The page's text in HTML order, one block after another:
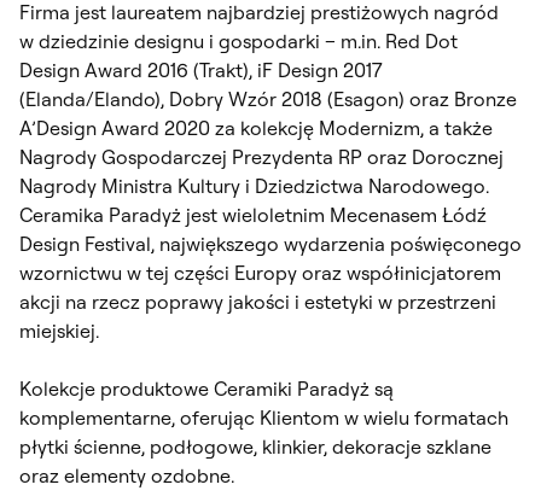
Firma jest laureatem najbardziej prestiżowych nagród
w dziedzinie designu i gospodarki – m.in. Red Dot
Design Award 2016 (Trakt), iF Design 2017
(Elanda/Elando), Dobry Wzór 2018 (Esagon) oraz Bronze
A’Design Award 2020 za kolekcję Modernizm, a także
Nagrody Gospodarczej Prezydenta RP oraz Dorocznej
Nagrody Ministra Kultury i Dziedzictwa Narodowego.
Ceramika Paradyż jest wieloletnim Mecenasem Łódź
Design Festival, największego wydarzenia poświęconego
wzornictwu w tej części Europy oraz współinicjatorem
akcji na rzecz poprawy jakości i estetyki w przestrzeni
miejskiej.
Kolekcje produktowe Ceramiki Paradyż są
komplementarne, oferując Klientom w wielu formatach
płytki ścienne, podłogowe, klinkier, dekoracje szklane
oraz elementy ozdobne.